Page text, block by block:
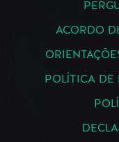
ACORDO
POLÍTICA DE